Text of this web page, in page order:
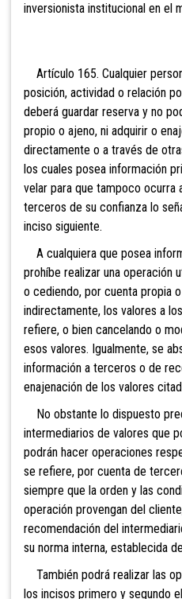
inversionista institucional en el
Artículo 165. Cualquier
posición, actividad o relación
deberá guardar reserva y no
propio o ajeno, ni adquirir o
directamente o a través de
los cuales posea información
velar para que tampoco ocurra
terceros de su confianza lo
inciso siguiente.
A cualquiera que posea
prohíbe realizar una operación
o cediendo, por cuenta propia
indirectamente, los valores a
refiere, o bien cancelando o
esos valores. Igualmente, se
información a terceros o de
enajenación de los valores
No obstante lo dispuesto
intermediarios de valores que
podrán hacer operaciones
se refiere, por cuenta de
siempre que la orden y las
operación provengan del
recomendación del
su norma interna, establecida
También podrá realizar las
los incisos primero y segundo